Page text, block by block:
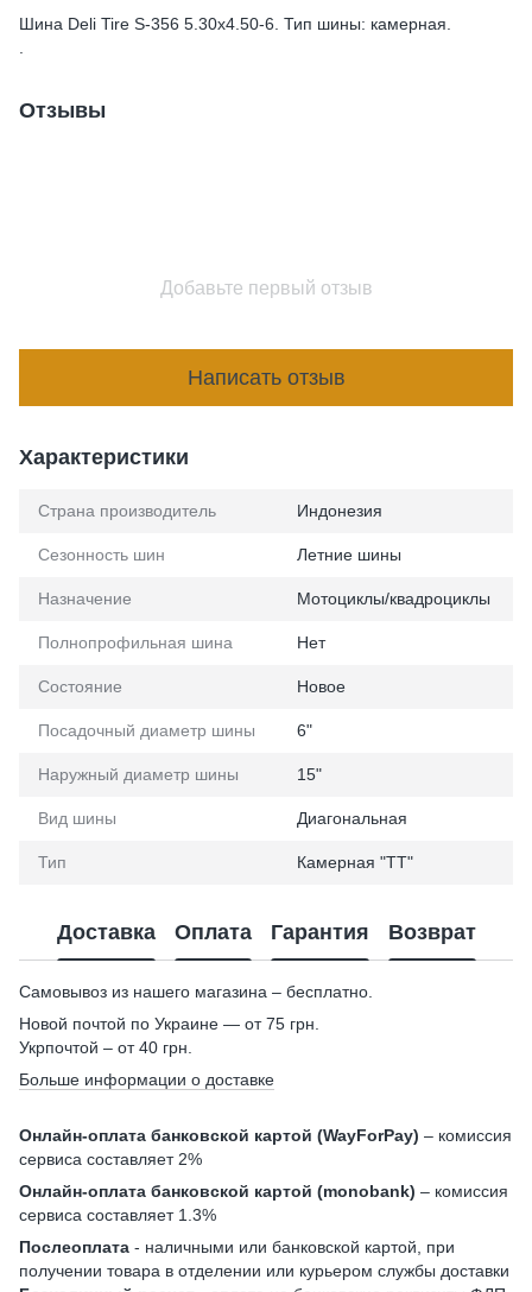
Шина Deli Tire S-356 5.30x4.50-6. Тип шины: камерная.
Отзывы
Добавьте первый отзыв
Написать отзыв
Характеристики
Страна производитель Индонезия
Сезонность шин Летние шины
Назначение Мотоциклы/квадроциклы
Полнопрофильная шина Нет
Состояние Новое
Посадочный диаметр шины 6"
Наружный диаметр шины 15"
Вид шины Диагональная
Тип Камерная "TT"
Доставка Оплата Гарантия Возврат
Самовывоз из нашего магазина – бесплатно.
Новой почтой по Украине — от 75 грн.
Укрпочтой – от 40 грн.
Больше информации о доставке
Онлайн-оплата банковской картой (WayForPay) – комиссия
сервиса составляет 2%
Онлайн-оплата банковской картой (monobank) – комиссия
сервиса составляет 1.3%
Послеоплата - наличными или банковской картой, при
получении товара в отделении или курьером службы доставки